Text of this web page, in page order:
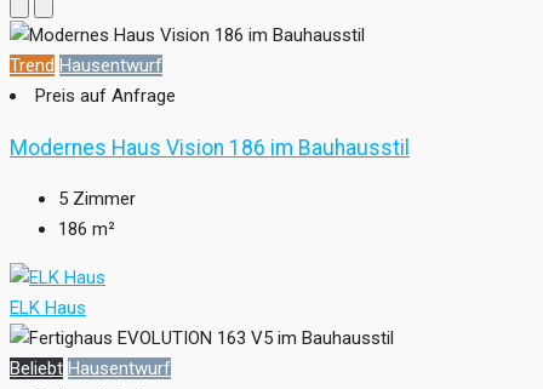
Trend Hausentwurf
Preis auf Anfrage
Modernes Haus Vision 186 im Bauhausstil
5 Zimmer
186 m²
ELK Haus
Beliebt Hausentwurf